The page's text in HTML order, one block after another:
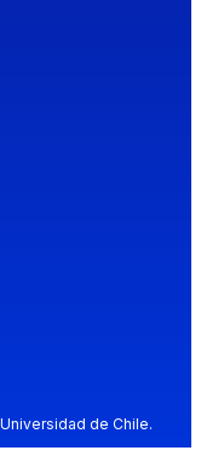
de Chile.